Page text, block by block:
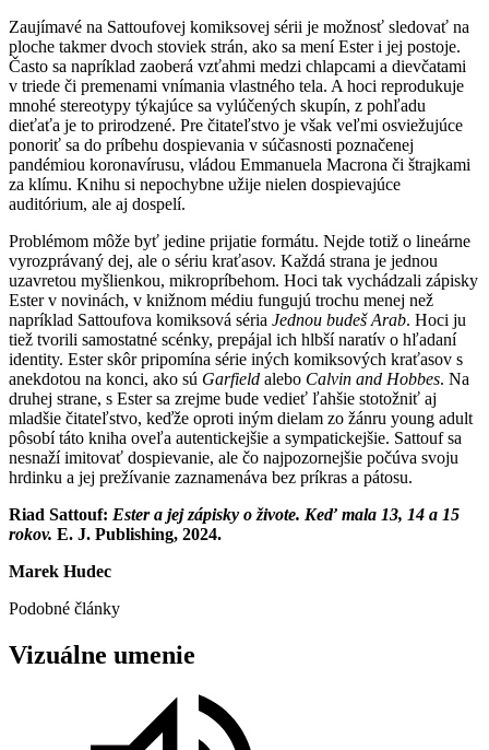
Zaujímavé na Sattoufovej komiksovej sérii je možnosť sledovať na
ploche takmer dvoch stoviek strán, ako sa mení Ester i jej postoje.
Často sa napríklad zaoberá vzťahmi medzi chlapcami a dievčatami
v triede či premenami vnímania vlastného tela. A hoci reprodukuje
mnohé stereotypy týkajúce sa vylúčených skupín, z pohľadu
dieťaťa je to prirodzené. Pre čitateľstvo je však veľmi osviežujúce
ponoriť sa do príbehu dospievania v súčasnosti poznačenej
pandémiou koronavírusu, vládou Emmanuela Macrona či štrajkami
za klímu. Knihu si nepochybne užije nielen dospievajúce
auditórium, ale aj dospelí.
Problémom môže byť jedine prijatie formátu. Nejde totiž o lineárne
vyrozprávaný dej, ale o sériu kraťasov. Každá strana je jednou
uzavretou myšlienkou, mikropríbehom. Hoci tak vychádzali zápisky
Ester v novinách, v knižnom médiu fungujú trochu menej než
napríklad Sattoufova komiksová séria Jednou budeš Arab. Hoci ju
tiež tvorili samostatné scénky, prepájal ich hlbší naratív o hľadaní
identity. Ester skôr pripomína série iných komiksových kraťasov s
anekdotou na konci, ako sú Garfield alebo Calvin and Hobbes. Na
druhej strane, s Ester sa zrejme bude vedieť ľahšie stotožniť aj
mladšie čitateľstvo, keďže oproti iným dielam zo žánru young adult
pôsobí táto kniha oveľa autentickejšie a sympatickejšie. Sattouf sa
nesnaží imitovať dospievanie, ale čo najpozornejšie počúva svoju
hrdinku a jej prežívanie zaznamenáva bez príkras a pátosu.
Riad Sattouf: Ester a jej zápisky o živote. Keď mala 13, 14 a 15
rokov. E. J. Publishing, 2024.
Marek Hudec
Podobné články
Vizuálne umenie